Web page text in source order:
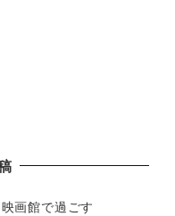
画館で過ごす